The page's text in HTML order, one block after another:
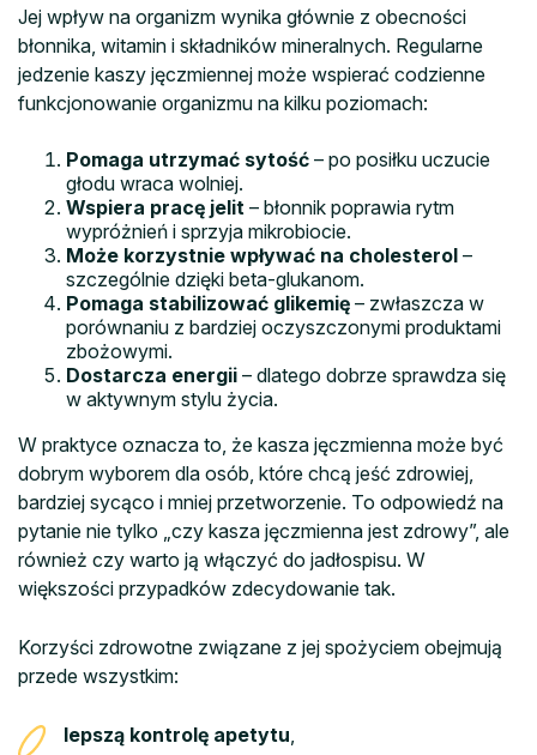
Jej wpływ na organizm wynika głównie z obecności
błonnika, witamin i składników mineralnych. Regularne
jedzenie kaszy jęczmiennej może wspierać codzienne
funkcjonowanie organizmu na kilku poziomach:
Pomaga utrzymać sytość – po posiłku uczucie
głodu wraca wolniej.
Wspiera pracę jelit – błonnik poprawia rytm
wypróżnień i sprzyja mikrobiocie.
Może korzystnie wpływać na cholesterol –
szczególnie dzięki beta-glukanom.
Pomaga stabilizować glikemię – zwłaszcza w
porównaniu z bardziej oczyszczonymi produktami
zbożowymi.
Dostarcza energii – dlatego dobrze sprawdza się
w aktywnym stylu życia.
W praktyce oznacza to, że kasza jęczmienna może być
dobrym wyborem dla osób, które chcą jeść zdrowiej,
bardziej sycąco i mniej przetworzenie. To odpowiedź na
pytanie nie tylko „czy kasza jęczmienna jest zdrowy”, ale
również czy warto ją włączyć do jadłospisu. W
większości przypadków zdecydowanie tak.
Korzyści zdrowotne związane z jej spożyciem obejmują
przede wszystkim:
lepszą kontrolę apetytu,